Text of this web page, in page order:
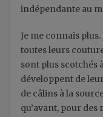
indépendante au
Je me connais
toutes leurs
sont plus scotchés
développent de
de câlins à la
qu’avant, pour